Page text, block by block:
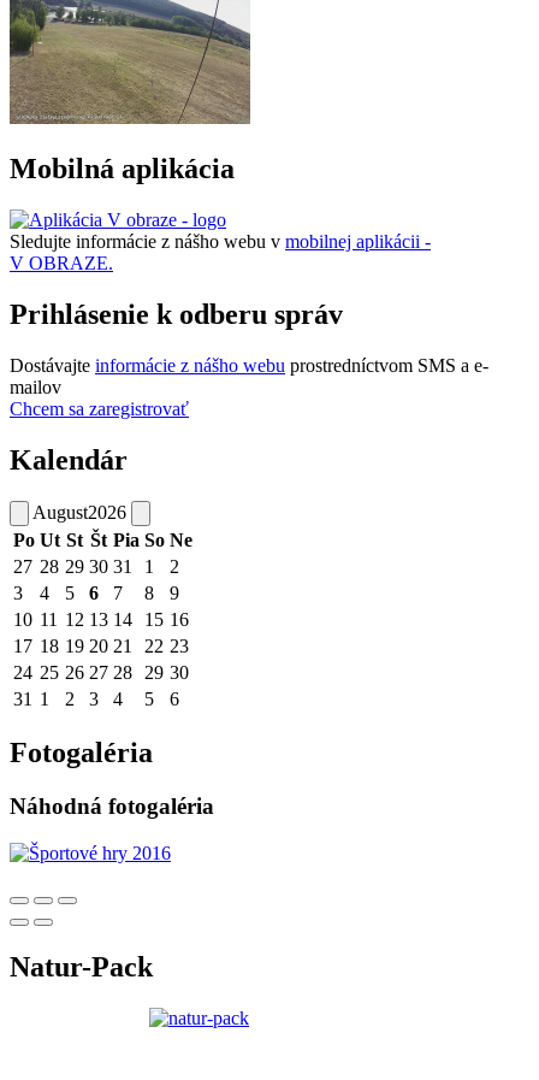
Mobilná aplikácia
Sledujte informácie z nášho webu v mobilnej aplikácii -
V OBRAZE.
Prihlásenie k odberu správ
Dostávajte informácie z nášho webu prostredníctvom SMS a e-
mailov
Chcem sa zaregistrovať
Kalendár
August2026
Po Ut St Št Pia So Ne
27 28 29 30 31 1
2
3
4 5 6 7 8
9
10 11 12 13 14 15 16
17 18 19 20 21 22 23
24 25 26 27 28 29 30
31 1 2 3 4 5 6
Fotogaléria
Náhodná fotogaléria
Natur-Pack